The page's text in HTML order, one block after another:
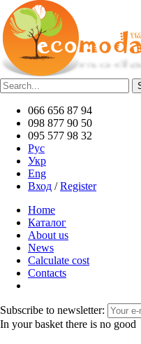
066 656 87 94
098 877 90 50
095 577 98 32
Рус
Укр
Eng
Вход /Register
Home
Каталог
About us
News
Calculate cost
Contacts
Subscribe to newsletter:
In your basket there is no good